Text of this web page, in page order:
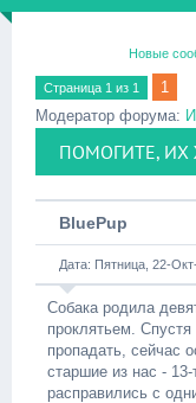
Новые
Страница 1 из 1 1
Модератор форума:
ПОМОГИТЕ, ИХ
BluePup
Дата: Пятница, 22-
Собака родила
проклятьем.
пропадать, сейчас
старшие из нас -
расправились с